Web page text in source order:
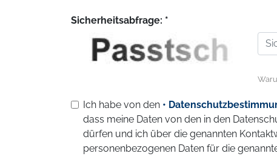
Sicherheitsabfrage: *
Ich habe von den •
dass meine Daten von den in den
dürfen und ich über die genannten
personenbezogenen Daten für die